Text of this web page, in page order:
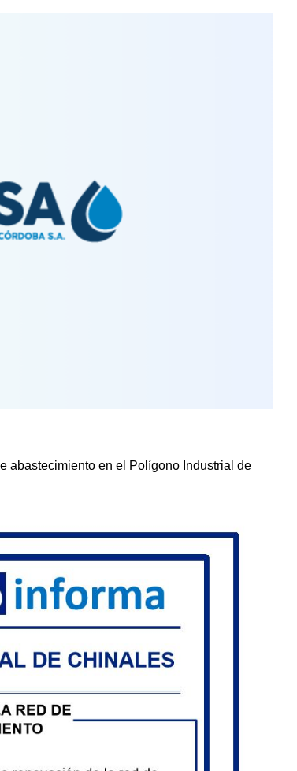
abastecimiento en el Polígono Industrial de